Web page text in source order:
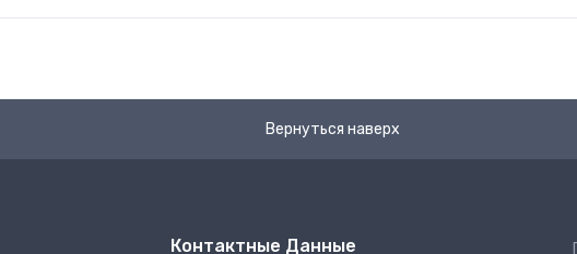
Вернуться наверх
Контактные Данные